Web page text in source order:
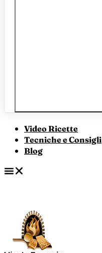
Video Ricette
Tecniche e Consigli
Blog